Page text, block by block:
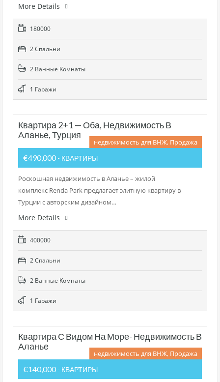
More Details
180000
2 Cпальни
2 Bанные Kомнаты
1 Гаражи
Квартира 2+1 — Оба, Недвижимость В
Аланье, Турция
недвижимость для ВНЖ, Продажа
€490,000 - КВАРТИРЫ
Роскошная недвижимость в Аланье – жилой
комплекс Renda Park предлагает элитную квартиру в
Турции с авторским дизайном…
More Details
400000
2 Cпальни
2 Bанные Kомнаты
1 Гаражи
Квартира С Видом На Море- Недвижимость В
Аланье
недвижимость для ВНЖ, Продажа
€140,000 - КВАРТИРЫ